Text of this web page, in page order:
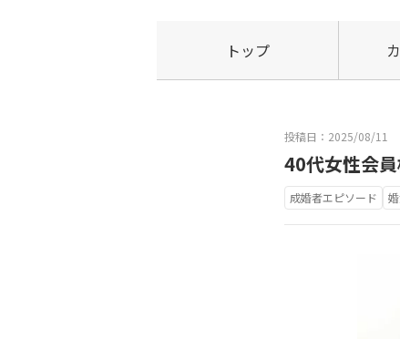
トップ
投稿日：2025/08/11
40代女性会員
成婚者エピソード